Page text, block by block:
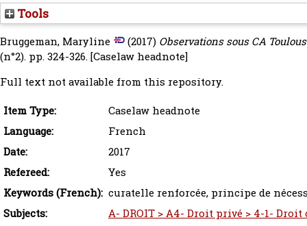
Tools
Bruggeman, Maryline (2017) Observations sous CA
(n°2). pp. 324-326.[Caselaw headnote]
Full text not available from this repository.
Item Type:
Caselaw headnote
Language:
French
Date:
2017
Refereed:
Yes
Keywords (French): curatelle renforcée, principe de
Subjects:
A- DROIT > A4- Droit privé > 4-1-